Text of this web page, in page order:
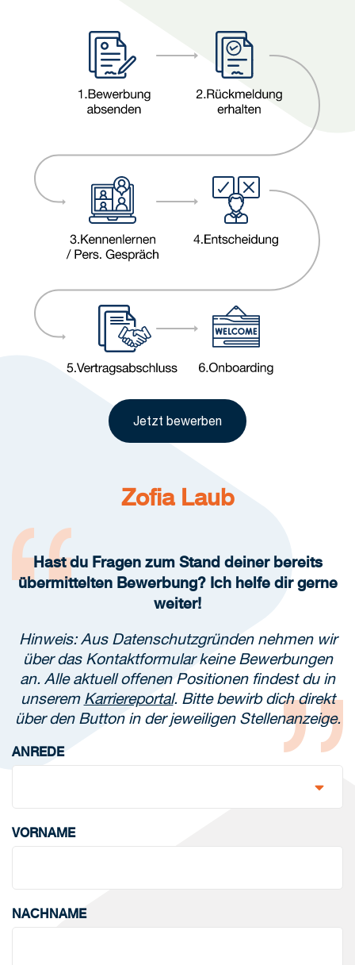
Jetzt bewerben
Zofia Laub
Hast du Fragen zum Stand deiner bereits
übermittelten Bewerbung? Ich helfe dir gerne
weiter!
Hinweis: Aus Datenschutzgründen nehmen wir
über das Kontaktformular keine Bewerbungen
an. Alle aktuell offenen Positionen findest du in
unserem Karriereportal. Bitte bewirb dich direkt
über den Button in der jeweiligen Stellenanzeige.
ANREDE
VORNAME
NACHNAME